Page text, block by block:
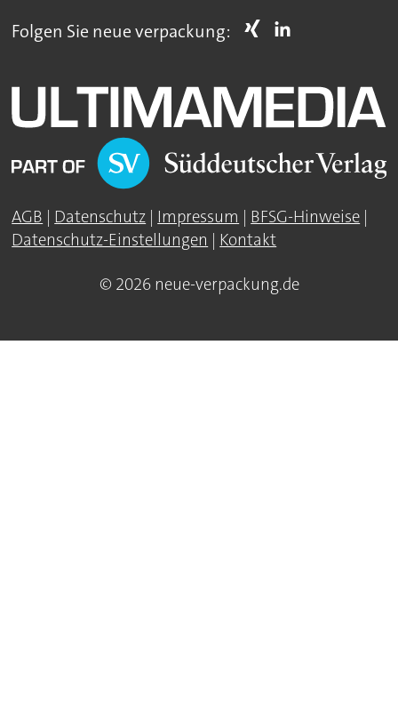
Folgen Sie neue verpackung:
AGB | Datenschutz | Impressum | BFSG-Hinweise |
Datenschutz-Einstellungen | Kontakt
© 2026 neue-verpackung.de